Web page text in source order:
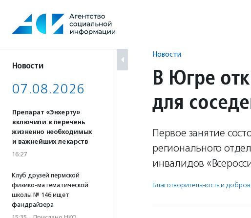
содержанию
Новости
07.08.2026
Препарат «Энхерту»
включили в перечень
жизненно необходимых
и важнейших лекарств
16:27
Клуб друзей пермской
физико-математической
школы № 146 ищет
фандрайзера
Новости
В Югре
для
Первое занятие
регионального
инвалидов
Благотвори­тель­ность и